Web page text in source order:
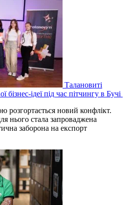
Талановиті
бізнес-ідеї під час пітчингу в Бучі
новий конфлікт.
нього стала запроваджена
заборона на експорт